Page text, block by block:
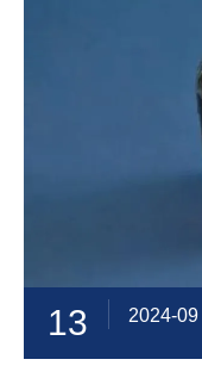
13 2024-09